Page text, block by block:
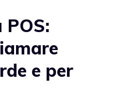
POS:
e per